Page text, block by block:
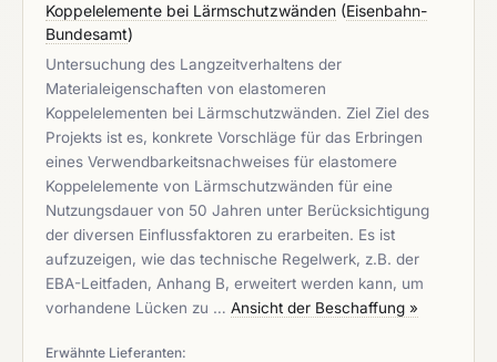
Koppelelemente bei Lärmschutzwänden (Eisenbahn-
Bundesamt)
Untersuchung des Langzeitverhaltens der
Materialeigenschaften von elastomeren
Koppelelementen bei Lärmschutzwänden. Ziel Ziel des
Projekts ist es, konkrete Vorschläge für das Erbringen
eines Verwendbarkeitsnachweises für elastomere
Koppelelemente von Lärmschutzwänden für eine
Nutzungsdauer von 50 Jahren unter Berücksichtigung
der diversen Einflussfaktoren zu erarbeiten. Es ist
aufzuzeigen, wie das technische Regelwerk, z.B. der
EBA-Leitfaden, Anhang B, erweitert werden kann, um
vorhandene Lücken zu … Ansicht der Beschaffung »
Erwähnte Lieferanten: